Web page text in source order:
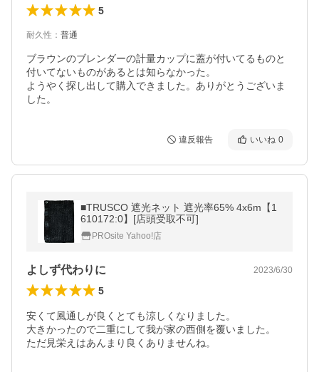
5
耐久性 ： 普通
ブラウンのブレンダーの計量カップに蓋が付いてるものと
付いてないものがあるとは知らなかった。
ようやく探し出して購入できました。ありがとうございま
した。
違反報告 いいね 0
■TRUSCO 遮光ネット 遮光率65% 4x6m【1
610172:0】[店頭受取不可]
PROsite Yahoo!店
よしず代わりに 2023/6/30
5
安くて風通しが良くとても涼しくなりました。
大きかったので二重にして我が家の西側を覆いました。
ただ見栄えはあんまり良くありませんね。